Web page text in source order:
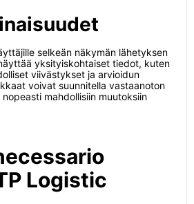
selkeän näkymän lähetyksen
yksityiskohtaiset tiedot, kuten
viivästykset ja arvioidun
voivat suunnitella vastaanoton
mahdollisiin muutoksiin
Logistic